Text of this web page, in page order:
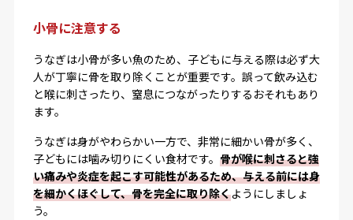
小骨に注意する
うなぎは小骨が多い魚のため、子どもに与える際は必ず大
人が丁寧に骨を取り除くことが重要です。誤って飲み込む
と喉に刺さったり、窒息につながったりするおそれもあり
ます。
うなぎは身がやわらかい一方で、非常に細かい骨が多く、
子どもには噛み切りにくい食材です。 骨が喉に刺さると強
い痛みや炎症を起こす可能性があるため、与える前には身
を細かくほぐして、骨を完全に取り除くようにしましょ
う。